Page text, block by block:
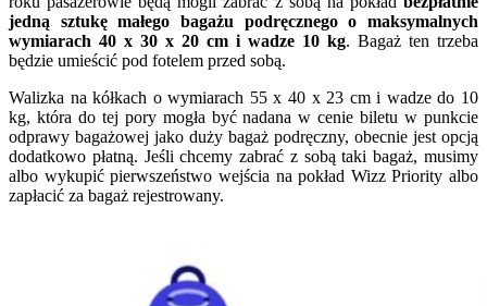
jedną sztukę małego bagażu podręcznego o maksymalnych
wymiarach 40 x 30 x 20 cm i wadze 10 kg. Bagaż ten trzeba
będzie umieścić pod fotelem przed sobą.
Walizka na kółkach o wymiarach 55 x 40 x 23 cm i wadze do 10
kg, która do tej pory mogła być nadana w cenie biletu w punkcie
odprawy bagażowej jako duży bagaż podręczny, obecnie jest opcją
dodatkowo płatną. Jeśli chcemy zabrać z sobą taki bagaż, musimy
albo wykupić pierwszeństwo wejścia na pokład Wizz Priority albo
zapłacić za bagaż rejestrowany.